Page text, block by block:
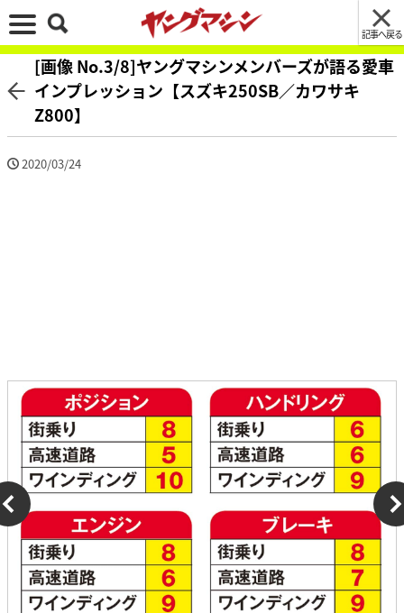
記事へ戻る
[画像 No.3/8]ヤングマシンメンバーズが語る愛車
インプレッション【スズキ250SB／カワサキ
Z800】
2020/03/24